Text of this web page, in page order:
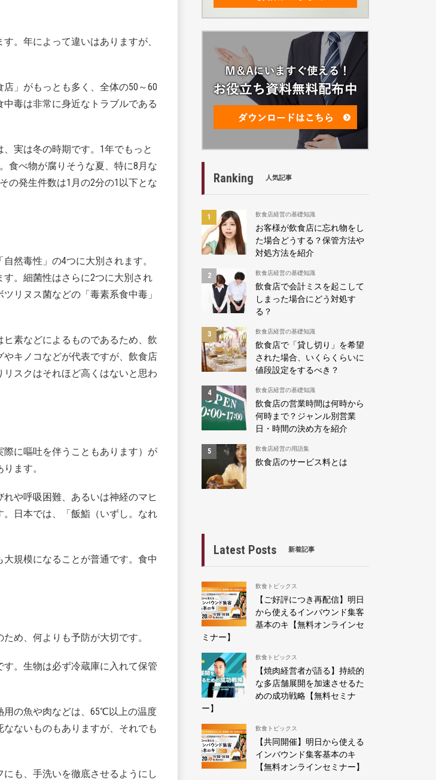
。年によって違いはありますが、
」がもっとも多く、全体の50～60
毒は非常に身近なトラブルである
実は冬の時期です。1年でもっと
食べ物が腐りそうな夏、特に8月な
の発生件数は1月の2分の1以下とな
然毒性」の4つに大別されます。
。細菌性はさらに2つに大別され
リヌス菌などの「毒素系食中毒」
素などによるものであるため、飲
キノコなどが代表ですが、飲食店
スクはそれほど高くはないと思わ
に嘔吐を伴うこともあります）が
ます。
や呼吸困難、あるいは神経のマヒ
日本では、「飯鮨（いずし。なれ
規模になることが普通です。食中
め、何よりも予防が大切です。
。生物は必ず冷蔵庫に入れて保管
用の魚や肉などは、65℃以上の温度
ないものもありますが、それでも
も、手洗いを徹底させるようにし
Ranking 人気記事
飲食店経営の基礎知識
お客様が飲食店に忘れ物をし
た場合どうする？保管方法や
対処方法を紹介
飲食店経営の基礎知識
飲食店で会計ミスを起こして
しまった場合にどう対処す
る？
飲食店経営の基礎知識
飲食店で「貸し切り」を希望
された場合、いくらくらいに
値段設定をするべき？
飲食店経営の基礎知識
飲食店の営業時間は何時から
何時まで？ジャンル別営業
日・時間の決め方を紹介
飲食店経営の用語集
飲食店のサービス料とは
Latest Posts 新着記事
飲食トピックス
【ご好評につき再配信】明日
から使えるインバウンド集客
基本のキ【無料オンラインセ
ミナー】
飲食トピックス
【焼肉経営者が語る】持続的
な多店舗展開を加速させるた
めの成功戦略【無料セミナ
ー】
飲食トピックス
【共同開催】明日から使える
インバウンド集客基本のキ
【無料オンラインセミナー】